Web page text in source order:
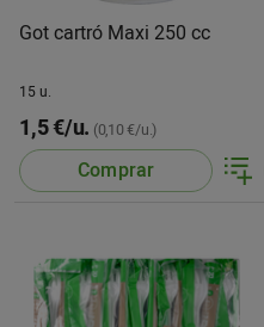
Got cartró Maxi 250 cc
15 u.
1,5 €/u. (0,10 €/u.)
Comprar